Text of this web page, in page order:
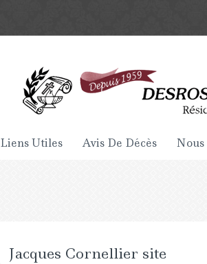
Liens Utiles Avis De Décès Nous
Jacques Cornellier site